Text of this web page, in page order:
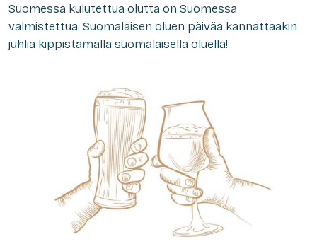
Suomessa kulutettua olutta on Suomessa
valmistettua. Suomalaisen oluen päivää kannattaakin
juhlia kippistämällä suomalaisella oluella!